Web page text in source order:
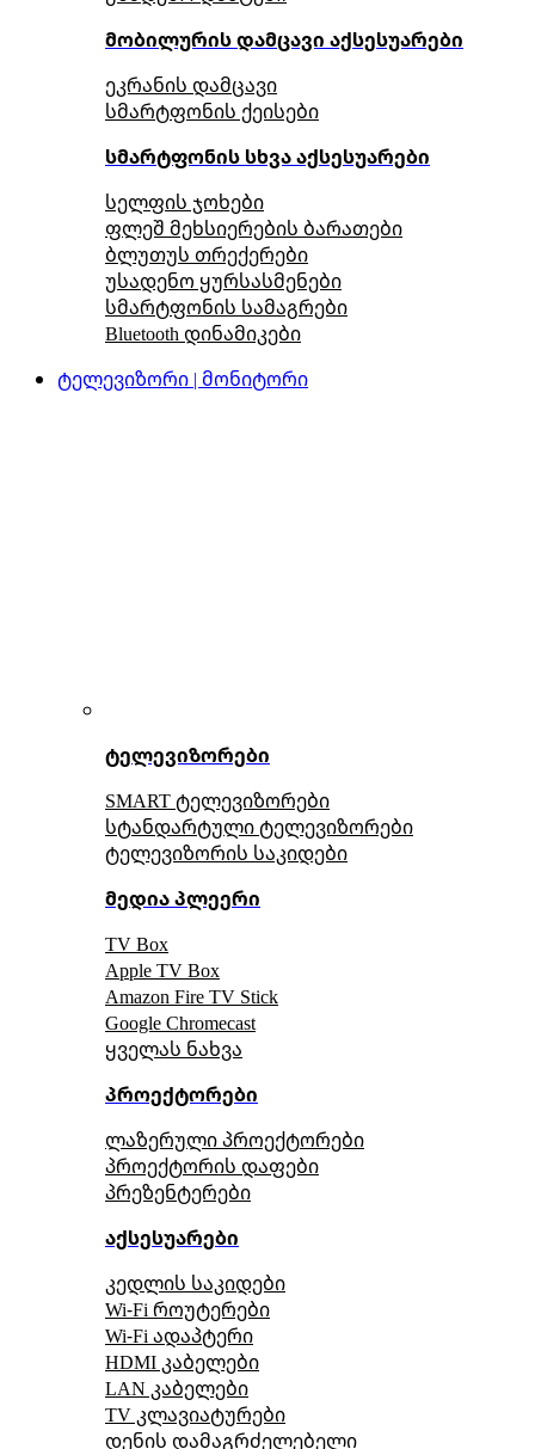
მობილურის დამცავი აქსესუარები
ეკრანის დამცავი
სმარტფონის ქეისები
სმარტფონის სხვა აქსესუარები
სელფის ჯოხები
ფლეშ მეხსიერების ბარათები
ბლუთუს თრექერები
უსადენო ყურსასმენები
სმარტფონის სამაგრები
Bluetooth დინამიკები
ტელევიზორი | მონიტორი
ტელევიზორები
SMART ტელევიზორები
სტანდარტული ტელევიზორები
ტელევიზორის საკიდები
მედია პლეერი
TV Box
Apple TV Box
Amazon Fire TV Stick
Google Chromecast
ყველას ნახვა
პროექტორები
ლაზერული პროექტორები
პროექტორის დაფები
პრეზენტერები
აქსესუარები
კედლის საკიდები
Wi-Fi როუტერები
Wi-Fi ადაპტერი
HDMI კაბელები
LAN კაბელები
TV კლავიატურები
დენის დამაგრძელებელი